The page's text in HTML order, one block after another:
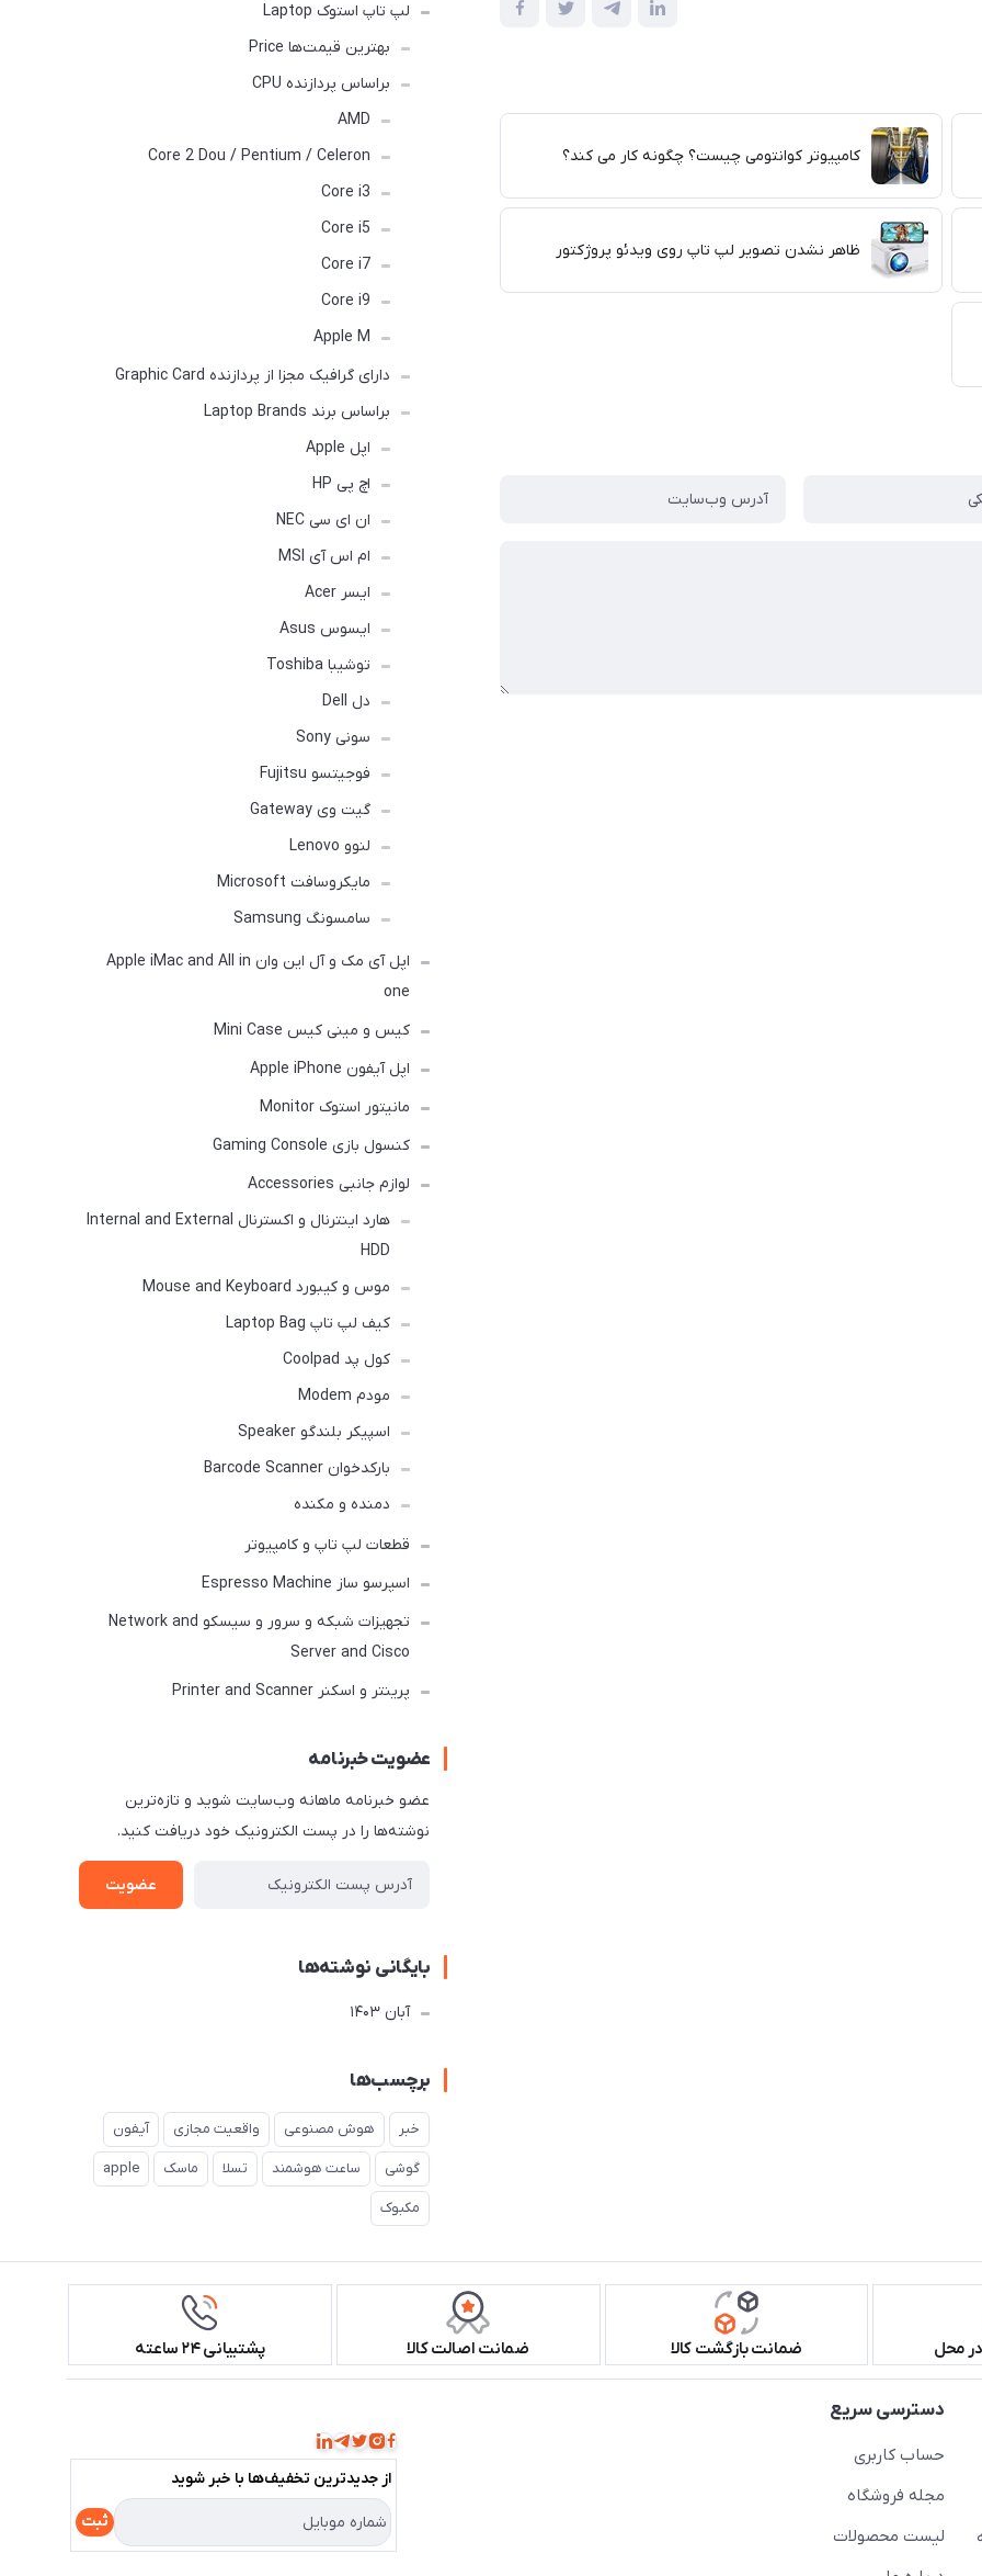
کامپیوتر کوانتومی چیست؟ چگونه کار می کند؟
ظاهر نشدن تصویر لپ تاپ روی ویدئو پروژکتور
لپ تاپ استوک Laptop
بهترین قیمت‌ها Price
براساس پردازنده CPU
AMD
Core 2 Dou / Pentium / Celeron
Core i3
Core i5
Core i7
Core i9
Apple M
دارای گرافیک مجزا از پردازنده Graphic Card
براساس برند Laptop Brands
اپل Apple
اچ پی HP
ان ای سی NEC
ام اس آی MSI
ایسر Acer
ایسوس Asus
توشیبا Toshiba
دل Dell
سونی Sony
فوجیتسو Fujitsu
گیت وی Gateway
لنوو Lenovo
مایکروسافت Microsoft
سامسونگ Samsung
اپل آی مک و آل این وان Apple iMac and All in
one
کیس و مینی کیس Mini Case
اپل آیفون Apple iPhone
مانیتور استوک Monitor
کنسول بازی Gaming Console
لوازم جانبی Accessories
هارد اینترنال و اکسترنال Internal and External
HDD
موس و کیبورد Mouse and Keyboard
کیف لپ تاپ Laptop Bag
کول پد Coolpad
مودم Modem
اسپیکر بلندگو Speaker
بارکدخوان Barcode Scanner
دمنده و مکنده
قطعات لپ تاپ و کامپیوتر
اسپرسو ساز Espresso Machine
تجهیزات شبکه و سرور و سیسکو Network and
Server and Cisco
پرینتر و اسکنر Printer and Scanner
عضویت خبرنامه
عضو خبرنامه ماهانه وب‌سایت شوید و تازه‌ترین
نوشته‌ها را در پست الکترونیک خود دریافت کنید.
عضویت
بایگانی نوشته‌ها
آبان 1403
برچسب‌ها
خبر هوش مصنوعی واقعیت مجازی آیفون
گوشی ساعت هوشمند تسلا ماسک apple
مکبوک
محل ضمانت بازگشت کالا ضمانت اصالت کالا پشتیبانی ۲۴ ساعته
دسترسی سریع
حساب کاربری
مجله فروشگاه
لیست محصولات
از جدید‌ترین تخفیف‌ها با‌ خبر شوید
ثبت